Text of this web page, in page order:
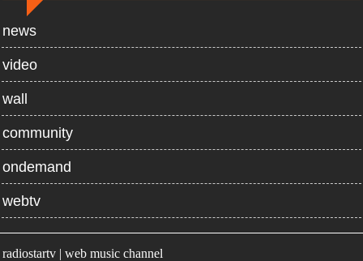
news
video
wall
community
ondemand
webtv
radiostartv | web music channel